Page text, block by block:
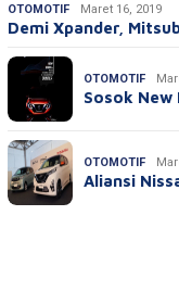
OTOMOTIF Maret 16, 2019
Demi Xpander,
OTOMOTIF
Sosok New
OTOMOTIF
Aliansi